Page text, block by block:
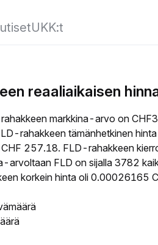
UKK:t
reaaliaikaisen
markkina-arvo on
rahakkeen tämänhetkinen
257.18. FLD-rahakkeen
arvoltaan FLD on sijalla 3782
korkein hinta oli 0.00026165